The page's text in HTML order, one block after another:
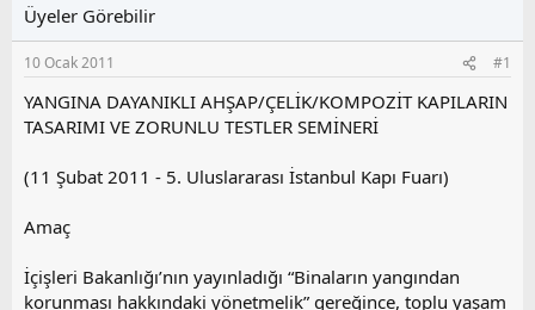
u
y
u
a
ş
a
n
l
a
ı
ç
a
Üyeler Görebilir
10 Ocak 2011 #1
YANGINA DAYANIKLI AHŞAP/ÇELİK/KOMPOZİT KAPILARIN
TASARIMI VE ZORUNLU TESTLER SEMİNERİ
(11 Şubat 2011 - 5. Uluslararası İstanbul Kapı Fuarı)
Amaç
İçişleri Bakanlığı’nın yayınladığı “Binaların yangından
korunması hakkındaki yönetmelik” gereğince, toplu yaşam